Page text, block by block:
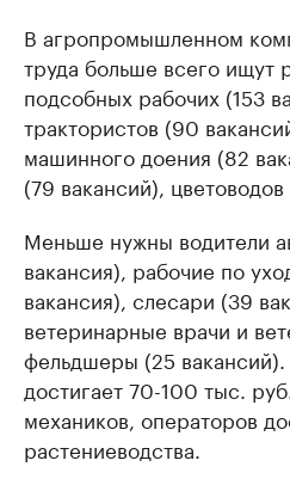
В агропромышленном
труда больше всего ищут
подсобных рабочих (153
трактористов (90
машинного доения (82
(79 вакансий),
Меньше нужны водители
вакансия), рабочие по
вакансия), слесари (39
ветеринарные врачи и
фельдшеры (25
достигает 70-100 тыс.
механиков, операторов
растениеводства.